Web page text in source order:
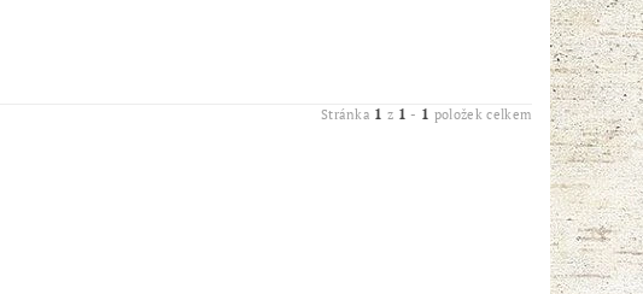
Stránka 1 z 1 - 1 položek celkem